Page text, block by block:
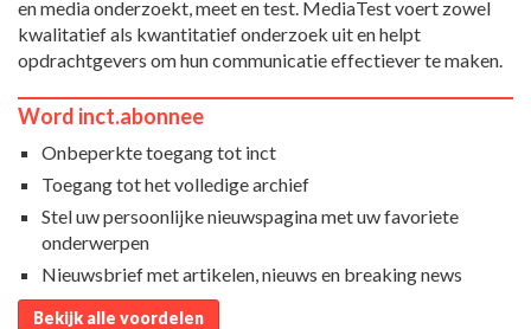
en media onderzoekt, meet en test. MediaTest voert zowel
kwalitatief als kwantitatief onderzoek uit en helpt
opdrachtgevers om hun communicatie effectiever te maken.
Word inct.abonnee
Onbeperkte toegang tot inct
Toegang tot het volledige archief
Stel uw persoonlijke nieuwspagina met uw favoriete
onderwerpen
Nieuwsbrief met artikelen, nieuws en breaking news
Bekijk alle voordelen